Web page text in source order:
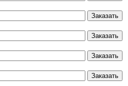
Заказать
Заказать
Заказать
Заказать